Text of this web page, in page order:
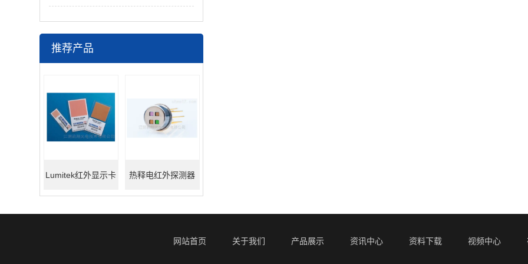
推荐产品
Lumitek红外显示卡 热释电红外探测器
网站首页 关于我们 产品展示 资讯中心 资料下载 视频中心